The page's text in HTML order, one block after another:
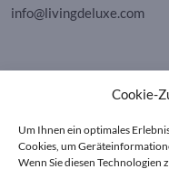
Cookie-
Um Ihnen ein optimales
Cookies, um
Wenn Sie diesen Technologien
info@livingdeluxe.com
Real Estate GmbH
Schäfflerstraße 3 | 80333